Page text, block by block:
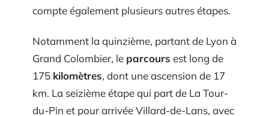
compte également plusieurs autres étapes.
Notamment la quinzième, partant de Lyon à
Grand Colombier, le parcours est long de
175 kilomètres, dont une ascension de 17
km. La seizième étape qui part de La Tour-
du-Pin et pour arrivée Villard-de-Lans, avec